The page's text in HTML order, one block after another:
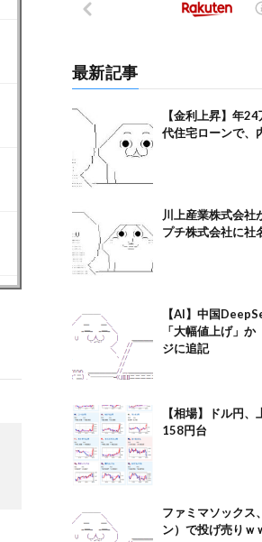
最新記事
【金利上昇】年
代住宅ローンで、
川上産業株式会社
プチ株式会社に社
【AI】中国
「大幅値上げ」
ジに追記
【相場】ドル円
158円台
ファミマソックス
ン）で投げ売りｗ